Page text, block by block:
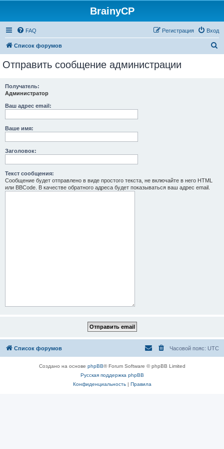
BrainyCP
FAQ Вход
Регистрация
Список форумов
Отправить сообщение администрации
Получатель:
Администратор
Ваш адрес email:
Ваше имя:
Заголовок:
Текст сообщения:
Сообщение будет отправлено в виде простого текста, не включайте в него HTML
или BBCode. В качестве обратного адреса будет показываться ваш адрес email.
Список форумов Часовой пояс: UTC
Создано на основе phpBB® Forum Software © phpBB Limited
Русская поддержка phpBB
Конфиденциальность| Правила